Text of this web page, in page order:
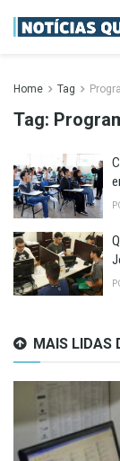
Home Tag
Tag:
MAIS LIDAS